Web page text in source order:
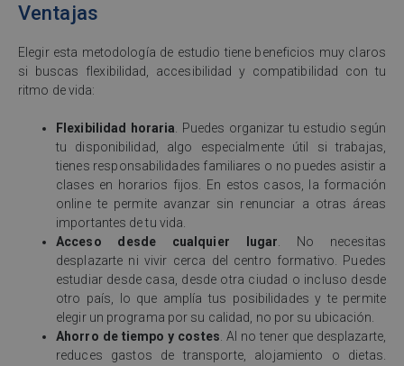
Ventajas
Elegir esta metodología de estudio tiene beneficios muy claros
si buscas flexibilidad, accesibilidad y compatibilidad con tu
ritmo de vida:
Flexibilidad horaria. Puedes organizar tu estudio según
tu disponibilidad, algo especialmente útil si trabajas,
tienes responsabilidades familiares o no puedes asistir a
clases en horarios fijos. En estos casos, la formación
online te permite avanzar sin renunciar a otras áreas
importantes de tu vida.
Acceso desde cualquier lugar. No necesitas
desplazarte ni vivir cerca del centro formativo. Puedes
estudiar desde casa, desde otra ciudad o incluso desde
otro país, lo que amplía tus posibilidades y te permite
elegir un programa por su calidad, no por su ubicación.
Ahorro de tiempo y costes. Al no tener que desplazarte,
reduces gastos de transporte, alojamiento o dietas.